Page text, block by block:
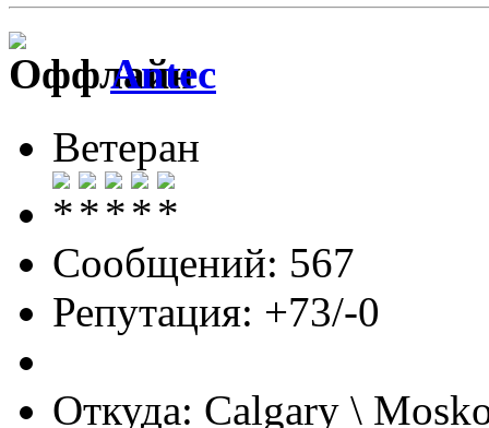
Antec
Ветеран
Сообщений: 567
Репутация: +73/-0
Откуда: Calgary \